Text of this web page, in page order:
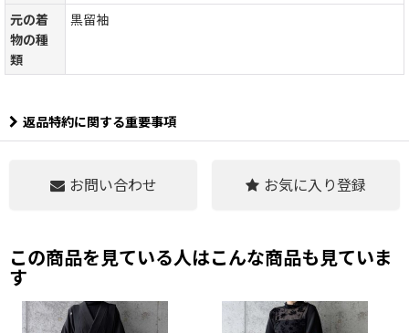
元の着
物の種
類
黒留袖
返品特約に関する重要事項
お問い合わせ お気に入り登録
この商品を見ている人はこんな商品も見ていま
す